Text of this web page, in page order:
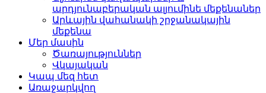
արդյունաբերական ալյումինե մեքենաներ
Արևային վահանակի շրջանակային
մեքենա
Մեր մասին
Ծառայություններ
Վկայական
Կապ մեզ հետ
Առաջարկվող